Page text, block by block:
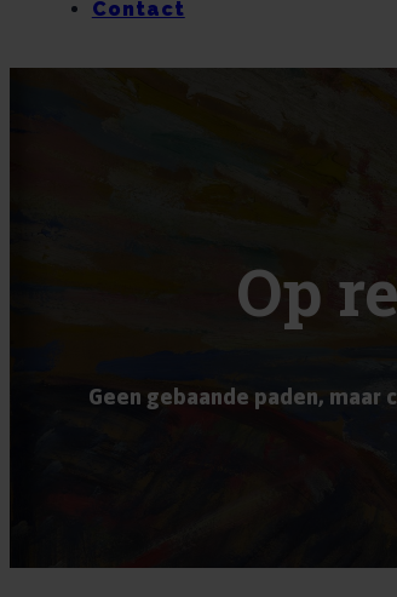
Contact
Op
Geen gebaande paden,